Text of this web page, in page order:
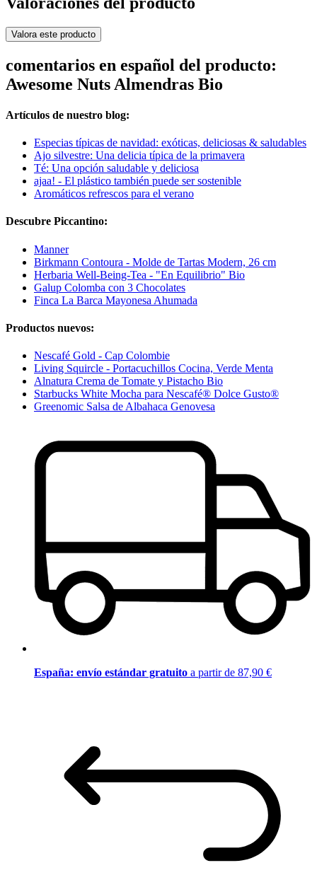
Valora este producto
comentarios en español del producto:
Awesome Nuts Almendras Bio
Artículos de nuestro blog:
Especias típicas de navidad: exóticas, deliciosas & saludables
Ajo silvestre: Una delicia típica de la primavera
Té: Una opción saludable y deliciosa
ajaa! - El plástico también puede ser sostenible
Aromáticos refrescos para el verano
Descubre Piccantino:
Manner
Birkmann Contoura - Molde de Tartas Modern, 26 cm
Herbaria Well-Being-Tea - "En Equilibrio" Bio
Galup Colomba con 3 Chocolates
Finca La Barca Mayonesa Ahumada
Productos nuevos:
Nescafé Gold - Cap Colombie
Living Squircle - Portacuchillos Cocina, Verde Menta
Alnatura Crema de Tomate y Pistacho Bio
Starbucks White Mocha para Nescafé® Dolce Gusto®
Greenomic Salsa de Albahaca Genovesa
España: envío estándar gratuito a partir de 87,90 €